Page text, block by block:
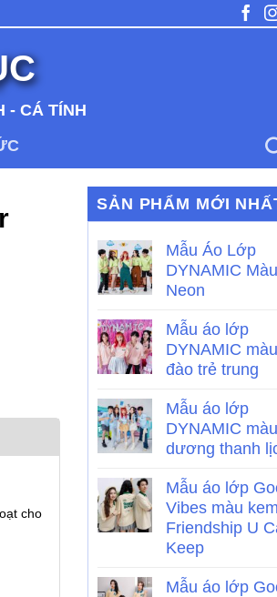
- CÁ TÍNH
cho
SẢN PHẨM MỚI
Mẫu Áo Lớp
DYNAMIC
Neon
Mẫu áo lớp
DYNAMIC
đào trẻ trung
Mẫu áo lớp
DYNAMIC
dương thanh
Mẫu áo lớp
Vibes màu kem
Friendship U
Keep
Mẫu áo lớp